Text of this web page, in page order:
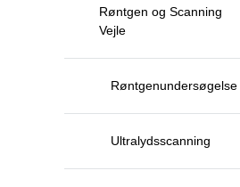
Røntgen og Scanning
Vejle
Røntgenundersøgelse
Ultralydsscanning